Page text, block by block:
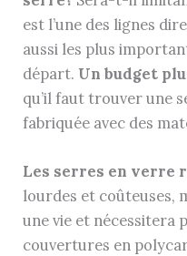
est l’une des lignes
aussi les plus
départ. Un budget
qu’il faut trouver une
fabriquée avec des
Les serres en verre
lourdes et coûteuses,
une vie et nécessitera
couvertures en